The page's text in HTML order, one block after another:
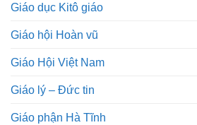
Giáo dục Kitô giáo
Giáo hội Hoàn vũ
Giáo Hội Việt Nam
Giáo lý – Đức tin
Giáo phận Hà Tĩnh